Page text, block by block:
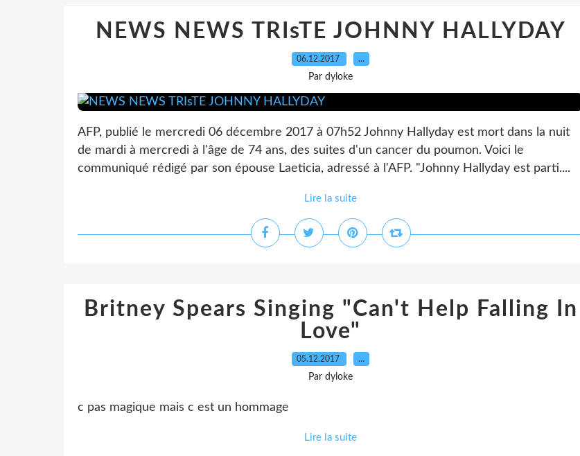
NEWS NEWS TRIsTE JOHNNY HALLYDAY
06.12.2017 …
Par dyloke
AFP, publié le mercredi 06 décembre 2017 à 07h52 Johnny Hallyday est mort dans la nuit
de mardi à mercredi à l'âge de 74 ans, des suites d'un cancer du poumon. Voici le
communiqué rédigé par son épouse Laeticia, adressé à l'AFP. "Johnny Hallyday est parti....
Lire la suite
Britney Spears Singing "Can't Help Falling In
Love"
05.12.2017 …
Par dyloke
c pas magique mais c est un hommage
Lire la suite